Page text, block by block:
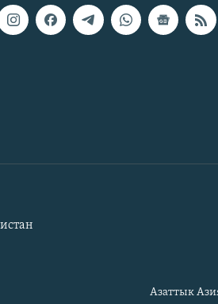
Азаттык